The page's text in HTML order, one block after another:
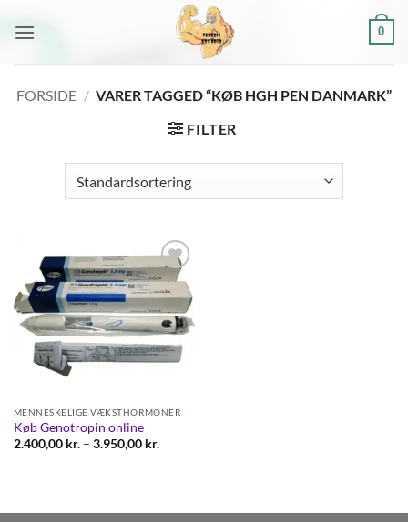
0
FORSIDE / VARER TAGGED “KØB HGH PEN DANMARK”
FILTER
Add to
wishlist
MENNESKELIGE VÆKSTHORMONER
Køb Genotropin online
2.400,00 kr. – 3.950,00 kr.Prisinterval: